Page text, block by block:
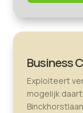
Business
Exploiteert
mogelijk